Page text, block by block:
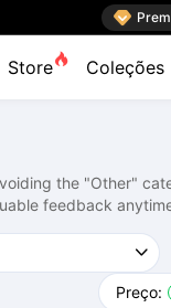

Store Coleções
the "Other"
feedback
Preço: